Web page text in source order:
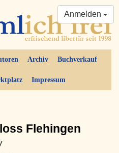
Archiv Buchverkauf
Impressum
Anmelden
Flehingen